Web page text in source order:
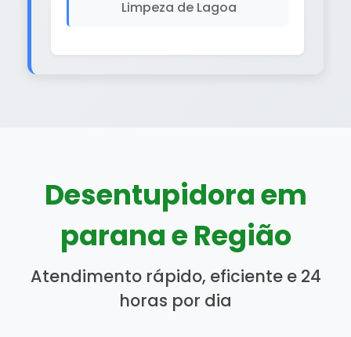
Limpeza de Lagoa
Desentupidora em
parana e Região
Atendimento rápido, eficiente e 24
horas por dia